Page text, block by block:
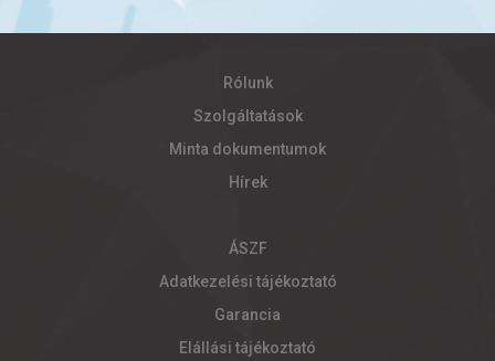
Rólunk
Szolgáltatások
Minta dokumentumok
Hírek
ÁSZF
Adatkezelési tájékoztató
Garancia
Elállási tájékoztató